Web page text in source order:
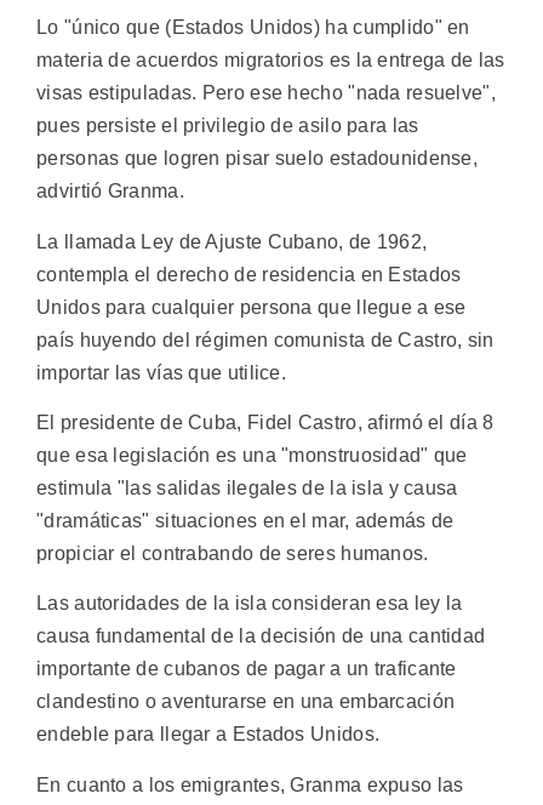
Lo "único que (Estados Unidos) ha cumplido" en
materia de acuerdos migratorios es la entrega de las
visas estipuladas. Pero ese hecho "nada resuelve",
pues persiste el privilegio de asilo para las
personas que logren pisar suelo estadounidense,
advirtió Granma.
La llamada Ley de Ajuste Cubano, de 1962,
contempla el derecho de residencia en Estados
Unidos para cualquier persona que llegue a ese
país huyendo del régimen comunista de Castro, sin
importar las vías que utilice.
El presidente de Cuba, Fidel Castro, afirmó el día 8
que esa legislación es una "monstruosidad" que
estimula "las salidas ilegales de la isla y causa
"dramáticas" situaciones en el mar, además de
propiciar el contrabando de seres humanos.
Las autoridades de la isla consideran esa ley la
causa fundamental de la decisión de una cantidad
importante de cubanos de pagar a un traficante
clandestino o aventurarse en una embarcación
endeble para llegar a Estados Unidos.
En cuanto a los emigrantes, Granma expuso las